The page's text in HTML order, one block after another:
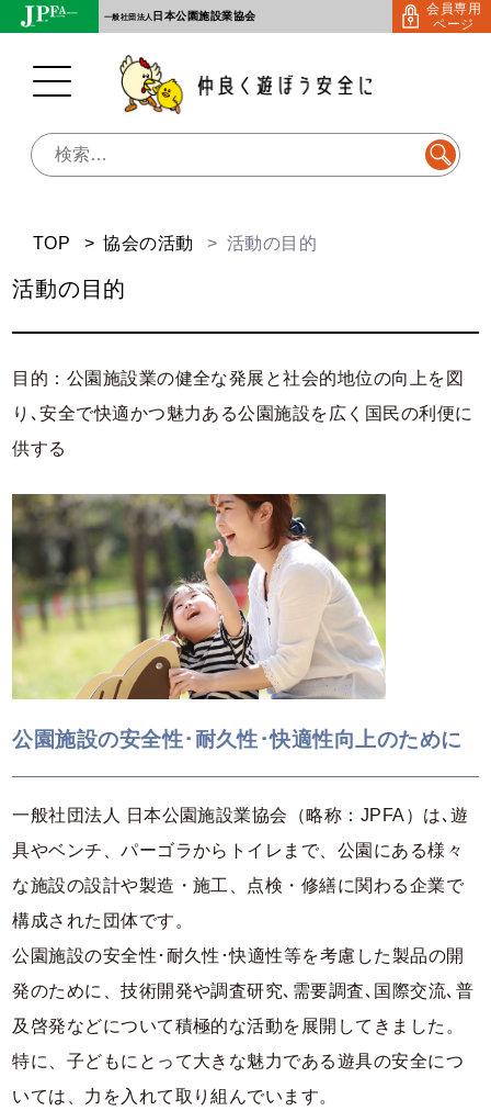
Skip
content
一般社団法人 日本公園施設業協会
会員専用
ページ
検
TOP 協会の活動 活動の目的
活動の目的
目的：公園施設業の健全な発展と社会的地位の向上を図
り､安全で快適かつ魅力ある公園施設を広く国民の利便に
供する
公園施設の安全性･耐久性･快適性向上のために
一般社団法人 日本公園施設業協会（略称：JPFA）は､遊
具やベンチ、パーゴラからトイレまで、公園にある様々
な施設の設計や製造・施工、点検・修繕に関わる企業で
構成された団体です。
公園施設の安全性･耐久性･快適性等を考慮した製品の開
発のために、技術開発や調査研究､需要調査､国際交流､普
及啓発などについて積極的な活動を展開してきました。
特に、子どもにとって大きな魅力である遊具の安全につ
いては、力を入れて取り組んでいます。